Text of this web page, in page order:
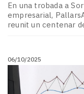
En una trobada a
empresarial,
reunit un centenar
06/10/2025